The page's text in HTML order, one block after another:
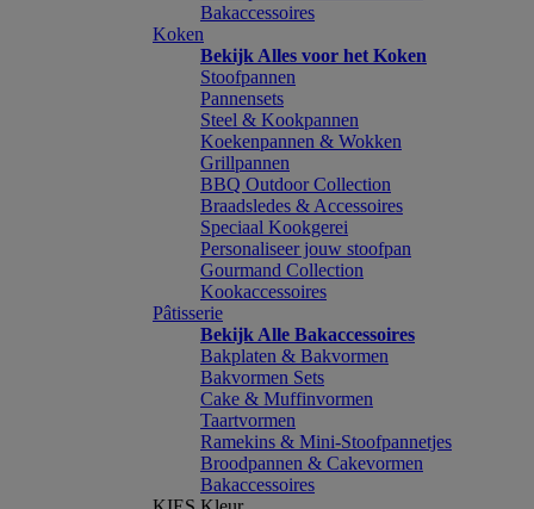
Bakaccessoires
Koken
Bekijk Alles voor het Koken
Stoofpannen
Pannensets
Steel & Kookpannen
Koekenpannen & Wokken
Grillpannen
BBQ Outdoor Collection
Braadsledes & Accessoires
Speciaal Kookgerei
Personaliseer jouw stoofpan
Gourmand Collection
Kookaccessoires
Pâtisserie
Bekijk Alle Bakaccessoires
Bakplaten & Bakvormen
Bakvormen Sets
Cake & Muffinvormen
Taartvormen
Ramekins & Mini-Stoofpannetjes
Broodpannen & Cakevormen
Bakaccessoires